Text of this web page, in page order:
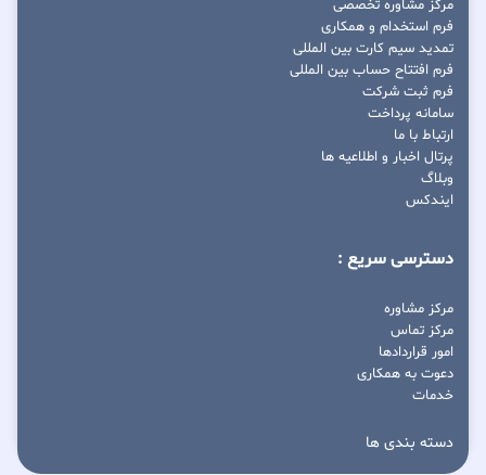
مرکز مشاوره تخصصی
فرم استخدام و همکاری
تمدید سیم کارت بین المللی
فرم افتتاح حساب بین المللی
فرم ثبت شرکت
سامانه پرداخت
ارتباط با ما
پرتال اخبار و اطلاعیه ها
وبلاگ
ایندکس
دسترسی سریع :
مرکز مشاوره
مرکز تماس
امور قراردادها
دعوت به همکاری
خدمات
دسته بندی ها